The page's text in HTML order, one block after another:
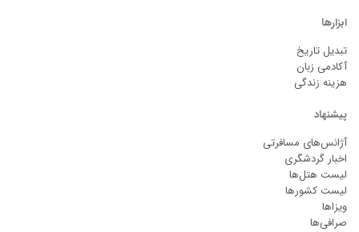
ابزارها
تبدیل تاریخ
آکادمی زبان
هزینه زندگی
پیشنهاد
آژانس‌های مسافرتی
اخبار گردشگری
لیست هتل‌ها
لیست کشورها
ویزاها
صرافی‌ها